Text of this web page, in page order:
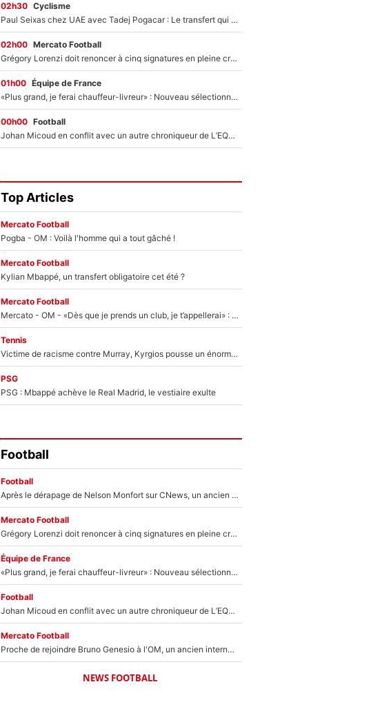
02h30 Cyclisme
Paul Seixas chez UAE avec Tadej Pogacar : Le transfert qui effraie le peloton, «c’est la pire des choses qui puisse arriver»
02h00 Mercato Football
Grégory Lorenzi doit renoncer à cinq signatures en pleine crise financière : L’IA propose sept noms à l’OM pour un mercato réussi... à seulement 5M€ !
01h00 Équipe de France
«Plus grand, je ferai chauffeur-livreur» : Nouveau sélectionneur des Bleus, Zinédine Zidane s’était imaginé un avenir très différent lorsqu'il était enfant
00h00 Football
Johan Micoud en conflit avec un autre chroniqueur de L’EQUIPE du Soir : «Pendant un moment, je ne les ai pas remis ensemble dans l'émission»
Top Articles
Mercato Football
Pogba - OM : Voilà l'homme qui a tout gâché !
Mercato Football
Kylian Mbappé, un transfert obligatoire cet été ?
Mercato Football
Mercato - OM - «Dès que je prends un club, je t’appellerai» : La promesse de Marcelino au moment de claquer la porte
Tennis
Victime de racisme contre Murray, Kyrgios pousse un énorme coup de gueule !
PSG
PSG : Mbappé achève le Real Madrid, le vestiaire exulte
Football
Football
Après le dérapage de Nelson Monfort sur CNews, un ancien journaliste de France Télévisions relance la polémique sur les incendies en Gironde
Mercato Football
Grégory Lorenzi doit renoncer à cinq signatures en pleine crise financière : L’IA propose sept noms à l’OM pour un mercato réussi... à seulement 5M€ !
Équipe de France
«Plus grand, je ferai chauffeur-livreur» : Nouveau sélectionneur des Bleus, Zinédine Zidane s’était imaginé un avenir très différent lorsqu'il était enfant
Football
Johan Micoud en conflit avec un autre chroniqueur de L’EQUIPE du Soir : «Pendant un moment, je ne les ai pas remis ensemble dans l'émission»
Mercato Football
Proche de rejoindre Bruno Genesio à l'OM, un ancien international français va finalement débarquer... sur RMC !
NEWS FOOTBALL